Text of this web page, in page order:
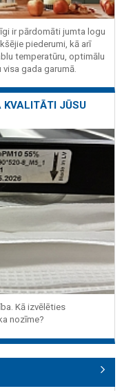
ir pārdomāti jumta logu
piederumi, kā arī
temperatūru, optimālu
gada garumā.
KVALITĀTI JŪSU
Kā izvēlēties
nozīme?